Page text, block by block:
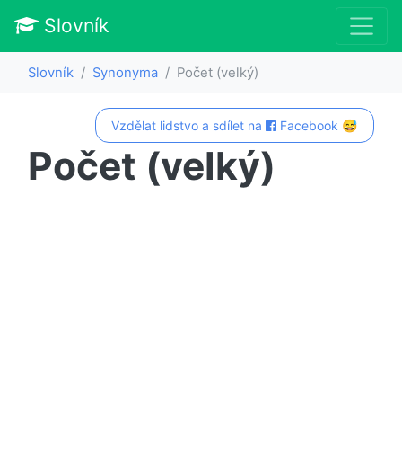
Slovník
Slovník Synonyma Počet (velký)
Vzdělat lidstvo a sdílet na Facebook 😅
Počet (velký)